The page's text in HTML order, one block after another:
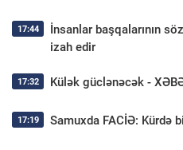
17:44
İnsanlar başqalarının
izah edir
17:32 Külək güclənəcək -
17:19 Samuxda FACİƏ: Kürdə